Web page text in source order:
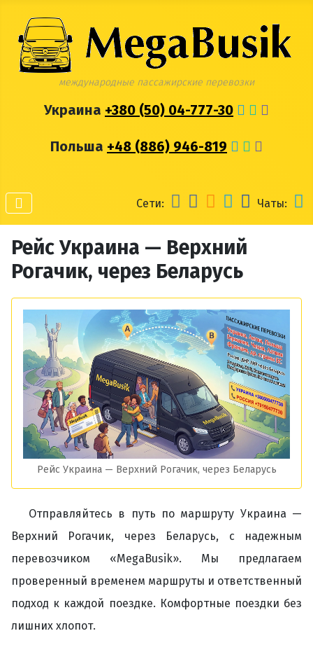
международные пассажирские перевозки
Украина +380 (50) 04-777-30
Польша +48 (886) 946-819
Сети: Чаты:
Рейс Украина — Верхний
Рогачик, через Беларусь
Рейс Украина — Верхний Рогачик, через Беларусь
Отправляйтесь в путь по маршруту Украина —
Верхний Рогачик, через Беларусь, с надежным
перевозчиком «MegaBusik». Мы предлагаем
проверенный временем маршруты и ответственный
подход к каждой поездке. Комфортные поездки без
лишних хлопот.